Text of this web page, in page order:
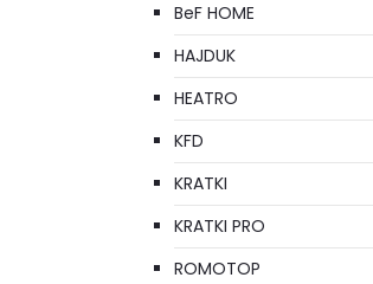
BeF HOME
HAJDUK
HEATRO
KFD
KRATKI
KRATKI PRO
ROMOTOP